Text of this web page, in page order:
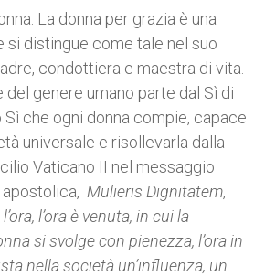
La donna per grazia è una
si distingue come tale nel suo
condottiera e maestra di vita.
del genere umano parte dal Sì di
che ogni donna compie, capace
universale e risollevarla dalla
Vaticano II nel messaggio
Mulieris Dignitatem,
l’ora è venuta, in cui la
si svolge con pienezza, l’ora in
nella società un’influenza, un